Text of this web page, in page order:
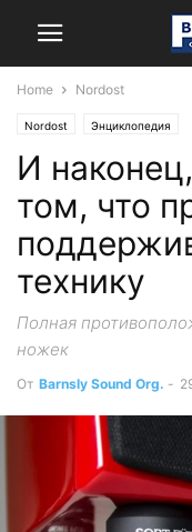
Home Nordost
Nordost Энциклопедия
И
том, что
технику
Полная
ножек
От Barnsly Sound Org. -